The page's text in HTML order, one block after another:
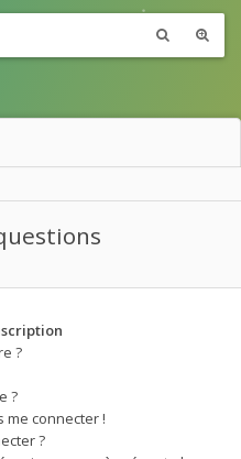
?
?
me connecter !
?